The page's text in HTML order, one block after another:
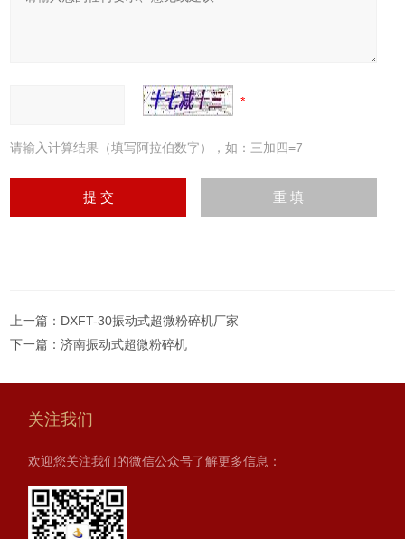
请输入计算结果（填写阿拉伯数字），如：三加四=7
上一篇： DXFT-30振动式超微粉碎机厂家
下一篇：济南振动式超微粉碎机
关注我们
欢迎您关注我们的微信公众号了解更多信息：